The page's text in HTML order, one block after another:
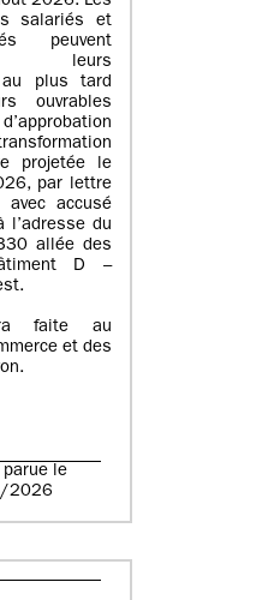
salariés et
peuvent
leurs
au plus tard
ouvrables
projetée le
par lettre
avec accusé
l’adresse du
allée des
D –
faite au
et des
parue le
2026